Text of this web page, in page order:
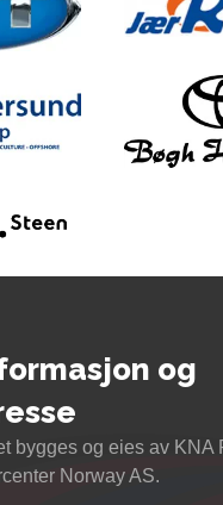
og
bygges og eies av KNA
Norway AS.